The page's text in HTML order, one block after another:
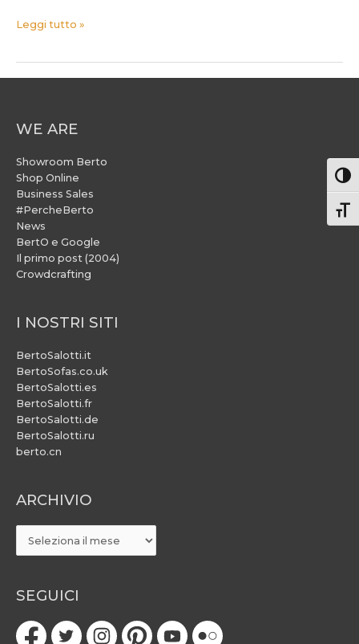
Leggi tutto »
WE ARE
Showroom Berto
Shop Online
Business Sales
#PercheBerto
News
BertO e Google
Il primo post (2004)
Crowdcrafting
I NOSTRI SITI
BertoSalotti.it
BertoSofas.co.uk
BertoSalotti.es
BertoSalotti.fr
BertoSalotti.de
BertoSalotti.ru
berto.cn
ARCHIVIO
ARCHIVIO
SEGUICI